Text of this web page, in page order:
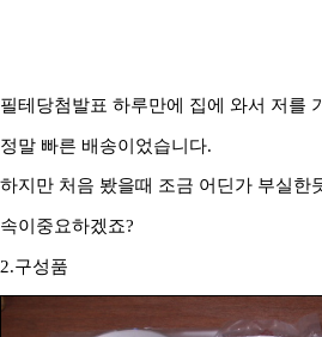
필테당첨발표 하루만에 집에 와서 저를
정말 빠른 배송이었습니다.
하지만 처음 봤을때 조금 어딘가 부실한
속이중요하겠죠?
2.구성품